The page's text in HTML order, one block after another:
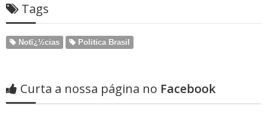
Tags
Notï¿½cias Politica Brasil
Curta a nossa página no Facebook